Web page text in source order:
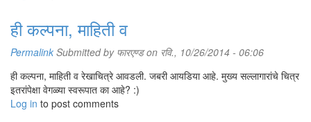
ही कल्पना, माहिती व
Permalink Submitted by फारएण्डon रवि., 10/26/2014 - 06:06
ही कल्पना, माहिती व रेखाचित्रे आवडली. जबरी आयडिया आहे. मुख्य सल्लागारांचे चित्र
इतरांपेक्षा वेगळ्या स्वरूपात का आहे? :)
Log in to post comments